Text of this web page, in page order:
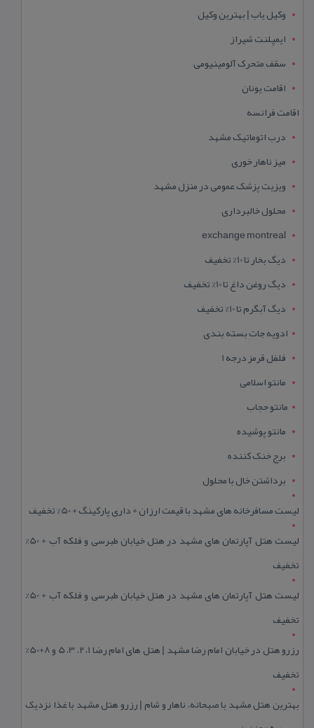
وکیل یاب | بهترین وکیل
ایمپلنت شیراز
سقف متحرک آلومینیومی
اقامت یونان
اقامت فرانسه
درب اتوماتیک مشهد
میز ناهار خوری
ویزیت پزشک عمومی در منزل مشهد
محلول خالبرداری
exchange montreal
دیگ بخار تا 10% تخفیف
دیگ روغن داغ تا 10% تخفیف
دیگ آبگرم تا 10% تخفیف
ادویه جات بسته بندی
فلفل قرمز درجه 1
مانتو اسلامی
مانتو حجاب
مانتو پوشیده
برج خنک کننده
برداشتن خال با محلول
لیست مسافرخانه های مشهد با قیمت ارزان + داری پارکینگ + 50% تخفیف
لیست هتل آپارتمان های مشهد در هتل خیابان طبرسی و فلکه آب + 50%
تخفیف
لیست هتل آپارتمان های مشهد در هتل خیابان طبرسی و فلکه آب + 50%
تخفیف
رزرو هتل در خیابان امام رضا مشهد | هتل‌ های امام رضا 1، 2، 3، 5 و 8+50%
تخفیف
بهترین هتل مشهد با صبحانه، ناهار و شام | رزرو هتل مشهد با غذا نزدیک